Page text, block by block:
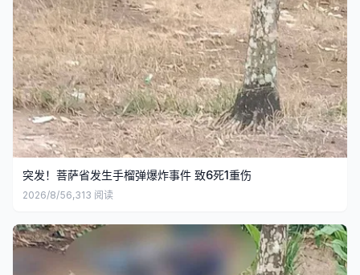
突发！菩萨省发生手榴弹爆炸事件 致6死1重伤
2026/8/56,313 阅读